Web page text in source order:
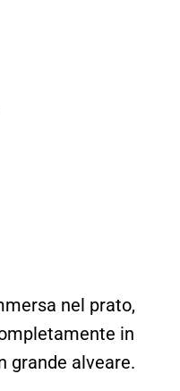
nel prato,
in
grande alveare.